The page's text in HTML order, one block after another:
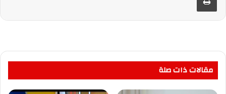
مقالات ذات صلة